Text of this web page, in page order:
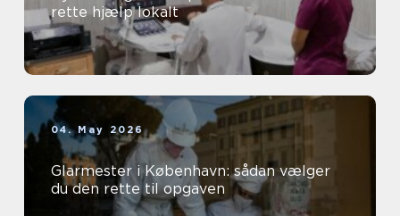
rette hjælp lokalt
04. May 2026
Glarmester i København: sådan vælger
du den rette til opgaven